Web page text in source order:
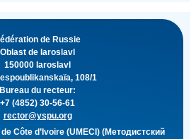
de Russie
Oblast de Iaroslavl
150000 Iaroslavl
108/1
Bureau du recteur:
+7 (4852) 30-56-61
rector@yspu.org
Côte d’Ivoire (UMECI) (Методистский